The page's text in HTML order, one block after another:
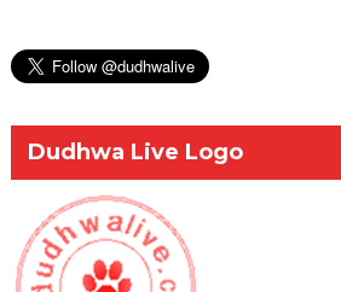
Dudhwa Live Logo